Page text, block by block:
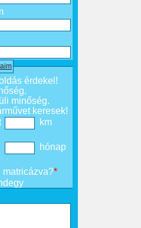
érdekel!
minőség.
keresek!
km
hónap
matricázva?*